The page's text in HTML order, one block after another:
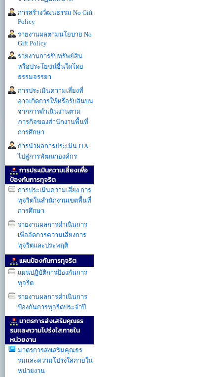
การสร้างวัฒนธรรม No Gift
Policy
รายงานผลตามนโยบาย No
Gift Policy
รายงานการรับทรัพย์สิน
หรือประโยชน์อื่นใดโดย
ธรรมจรรยา
การประเมินความเสี่ยงที่
อาจเกิดการให้หรือรับสินบน
จากการดำเนินงานตาม
ภารกิจของสำนักงานพื้นที่
การศึกษา
การนำผลการประเมิน ITA
ไปสู่การพัฒนาองค์กร
การประเมินความเสี่ยงเพื่อ
ป้องกันการทุจริต
การประเมินความเสี่ยง การ
ทุจริตในสำนักงานเขตพื้นที่
การศึกษา
รายงานผลการดำเนินการ
เพื่อจัดการความเสี่ยงการ
ทุจริตและประพฤติ
แผนป้องกันการทุจริต
แผนปฏิบัติการป้องกันการ
ทุจริต
รายงานผลการดำเนินการ
ป้องกันการทุจริตประจำปี
มาตรการส่งเสริมคุณธร
รมเเละความโปร่งใสภายใน
หน่วยงาน
มาตรการส่งเสริมคุณธร
รมเเละความโปร่งใสภายใน
หน่วยงาน